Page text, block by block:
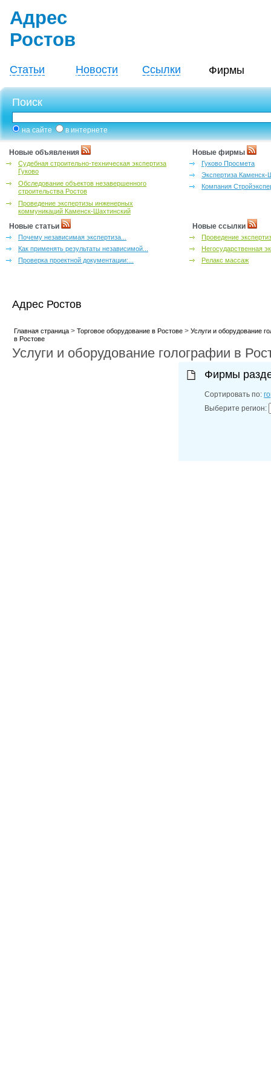
Адрес
Ростов
Статьи Новости Ссылки Фирмы
Поиск
на сайте в интернете
Новые объявления
Судебная строительно-техническая экспертиза
Гуково
Обследование объектов незавершенного
строительства Ростов
Проведение экспертизы инженерных
коммуникаций Каменск-Шахтинский
Новые фирмы
Гуково Просмета
Экспертиза Каменск-
Компания
Новые статьи
Почему независимая экспертиза...
Как применять результаты независимой...
Проверка проектной документации:...
Новые ссылки
Проведение
Негосударственная
Релакс массаж
Адрес Ростов
Главная страница> Торговое оборудование в Ростове> Услуги и оборудование
в Ростове
Услуги и оборудование голографии в
Фирмы
Сортировать по:
Выберите регион: